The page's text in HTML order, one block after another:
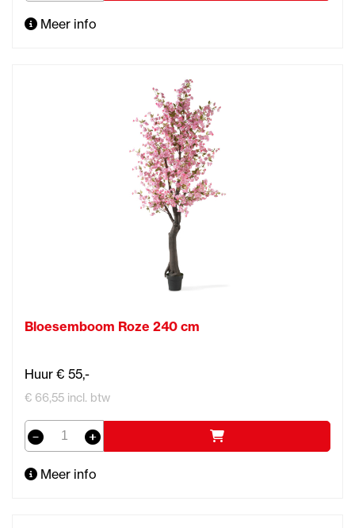
Meer info
Bloesemboom Roze 240 cm
Huur € 55,-
€ 66,55 incl. btw
Meer info